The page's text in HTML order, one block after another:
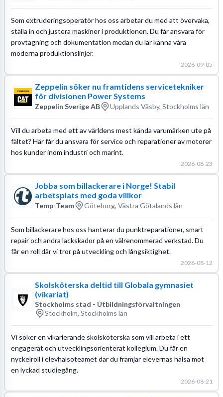
Som extruderingsoperatör hos oss arbetar du med att övervaka,
ställa in och justera maskiner i produktionen. Du får ansvara för
provtagning och dokumentation medan du lär känna våra
moderna produktionslinjer.
2026-09-05
Zeppelin söker nu framtidens servicetekniker
för divisionen Power Systems
Zeppelin Sverige AB Upplands Väsby, Stockholms län
Vill du arbeta med ett av världens mest kända varumärken ute på
fältet? Här får du ansvara för service och reparationer av motorer
hos kunder inom industri och marint.
2026-08-23
Jobba som billackerare i Norge! Stabil
arbetsplats med goda villkor
Temp-Team Göteborg, Västra Götalands län
Som billackerare hos oss hanterar du punktreparationer, smart
repair och andra lackskador på en välrenommerad verkstad. Du
får en roll där vi tror på utveckling och långsiktighet.
2026-08-12
Skolsköterska deltid till Globala gymnasiet
(vikariat)
Stockholms stad - Utbildningsförvaltningen
Stockholm, Stockholms län
Vi söker en vikarierande skolsköterska som vill arbeta i ett
engagerat och utvecklingsorienterat kollegium. Du får en
nyckelroll i elevhälsoteamet där du främjar elevernas hälsa mot
en lyckad studiegång.
2026-08-21